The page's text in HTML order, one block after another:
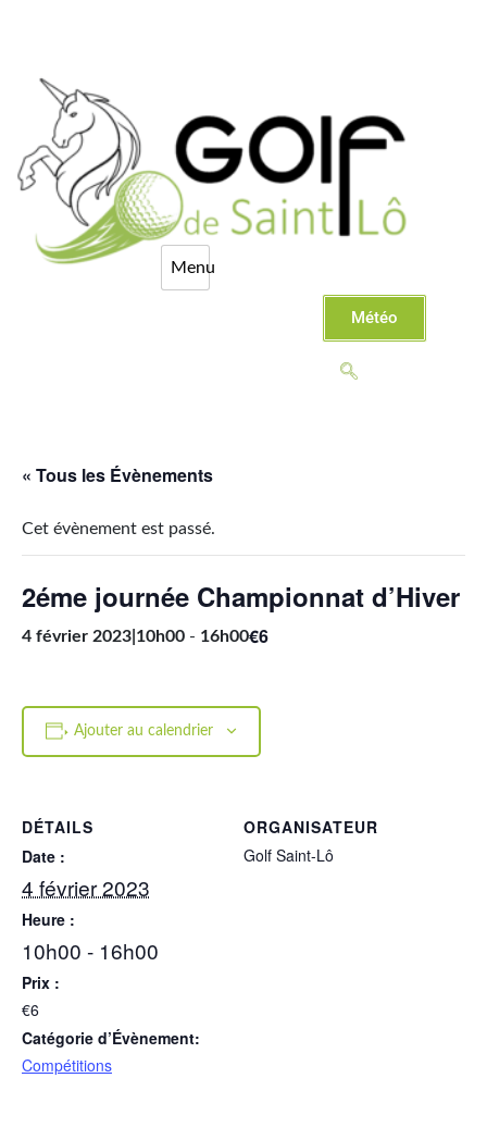
Météo
« Tous les Évènements
Cet évènement est passé.
2éme journée Championnat d’Hiver
4 février 2023|10h00 - 16h00€6
Ajouter au calendrier
DÉTAILS
Date :
4 février 2023
Heure :
10h00 - 16h00
Prix :
€6
Catégorie d’Évènement:
Compétitions
ORGANISATEUR
Golf Saint-Lô